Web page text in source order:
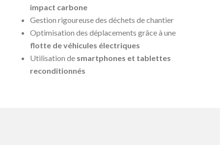
impact carbone
Gestion rigoureuse des déchets de chantier
Optimisation des déplacements grâce à une
flotte de véhicules électriques
Utilisation de smartphones et tablettes
reconditionnés